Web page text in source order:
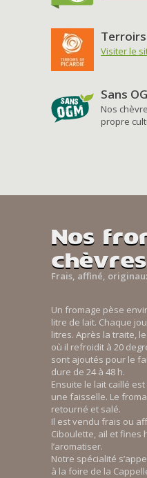
Visiter le
Sans
Nos
propre
Nos
chèvres
Frais, affiné,
Un fromage pèse
litre de lait. Chaque
litres. Après la traite,
où il refroidit à 20
sont ajoutés pour le
dure de 24 à 48 h.
Ensuite le lait caillé
une faisselle. Le
retourné et salé.
Il est vendu frais ou
Ciboulette, ail et fines
l’aromatiser.
Notre spécialité
à la foire de la